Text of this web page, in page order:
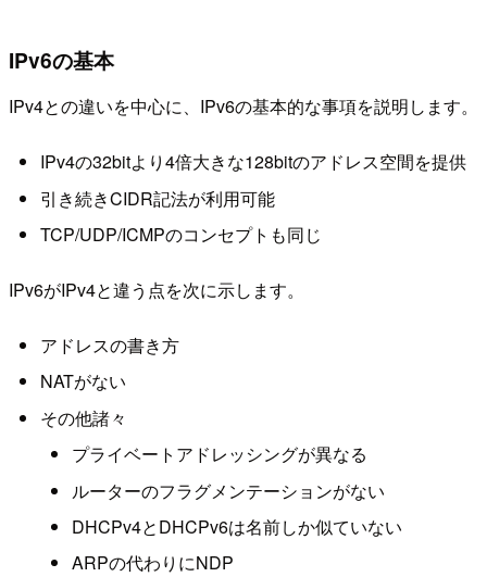
IPv6の基本
IPv4との違いを中心に、IPv6の基本的な事項を説明します。
IPv4の32bitより4倍大きな128bitのアドレス空間を提供
引き続きCIDR記法が利用可能
TCP/UDP/ICMPのコンセプトも同じ
IPv6がIPv4と違う点を次に示します。
アドレスの書き方
NATがない
その他諸々
プライベートアドレッシングが異なる
ルーターのフラグメンテーションがない
DHCPv4とDHCPv6は名前しか似ていない
ARPの代わりにNDP